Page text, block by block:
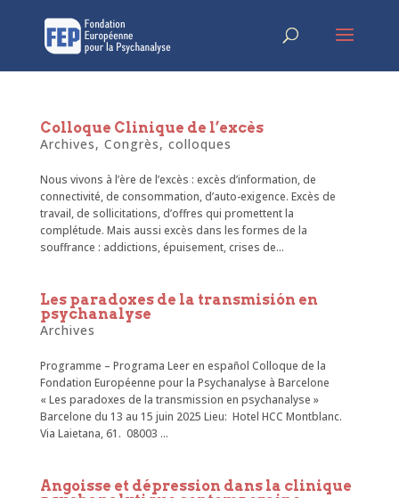
Colloque Clinique de l’excès
Archives, Congrès, colloques
Nous vivons à l’ère de l’excès : excès d’information, de
connectivité, de consommation, d’auto-exigence. Excès de
travail, de sollicitations, d’offres qui promettent la
complétude. Mais aussi excès dans les formes de la
souffrance : addictions, épuisement, crises de...
Les paradoxes de la transmisión en
psychanalyse
Archives
Programme – Programa Leer en español Colloque de la
Fondation Européenne pour la Psychanalyse à Barcelone
« Les paradoxes de la transmission en psychanalyse »
Barcelone du 13 au 15 juin 2025 Lieu: Hotel HCC Montblanc.
Via Laietana, 61. 08003 ...
Angoisse et dépression dans la clinique